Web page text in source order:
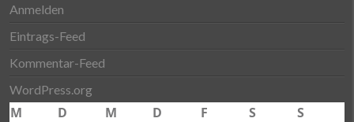
Anmelden
Eintrags-Feed
Kommentar-Feed
WordPress.org
M D M D F S S